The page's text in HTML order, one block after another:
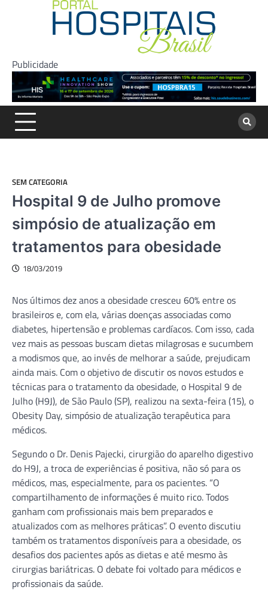
Publicidade
SEM CATEGORIA
Hospital 9 de Julho promove
simpósio de atualização em
tratamentos para obesidade
18/03/2019
Nos últimos dez anos a obesidade cresceu 60% entre os
brasileiros e, com ela, várias doenças associadas como
diabetes, hipertensão e problemas cardíacos. Com isso, cada
vez mais as pessoas buscam dietas milagrosas e sucumbem
a modismos que, ao invés de melhorar a saúde, prejudicam
ainda mais. Com o objetivo de discutir os novos estudos e
técnicas para o tratamento da obesidade, o Hospital 9 de
Julho (H9J), de São Paulo (SP), realizou na sexta-feira (15), o
Obesity Day, simpósio de atualização terapêutica para
médicos.
Segundo o Dr. Denis Pajecki, cirurgião do aparelho digestivo
do H9J, a troca de experiências é positiva, não só para os
médicos, mas, especialmente, para os pacientes. “O
compartilhamento de informações é muito rico. Todos
ganham com profissionais mais bem preparados e
atualizados com as melhores práticas”. O evento discutiu
também os tratamentos disponíveis para a obesidade, os
desafios dos pacientes após as dietas e até mesmo às
cirurgias bariátricas. O debate foi voltado para médicos e
profissionais da saúde.